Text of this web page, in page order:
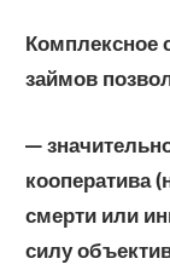
Комплексное
займов
—
кооператива
смерти или
силу